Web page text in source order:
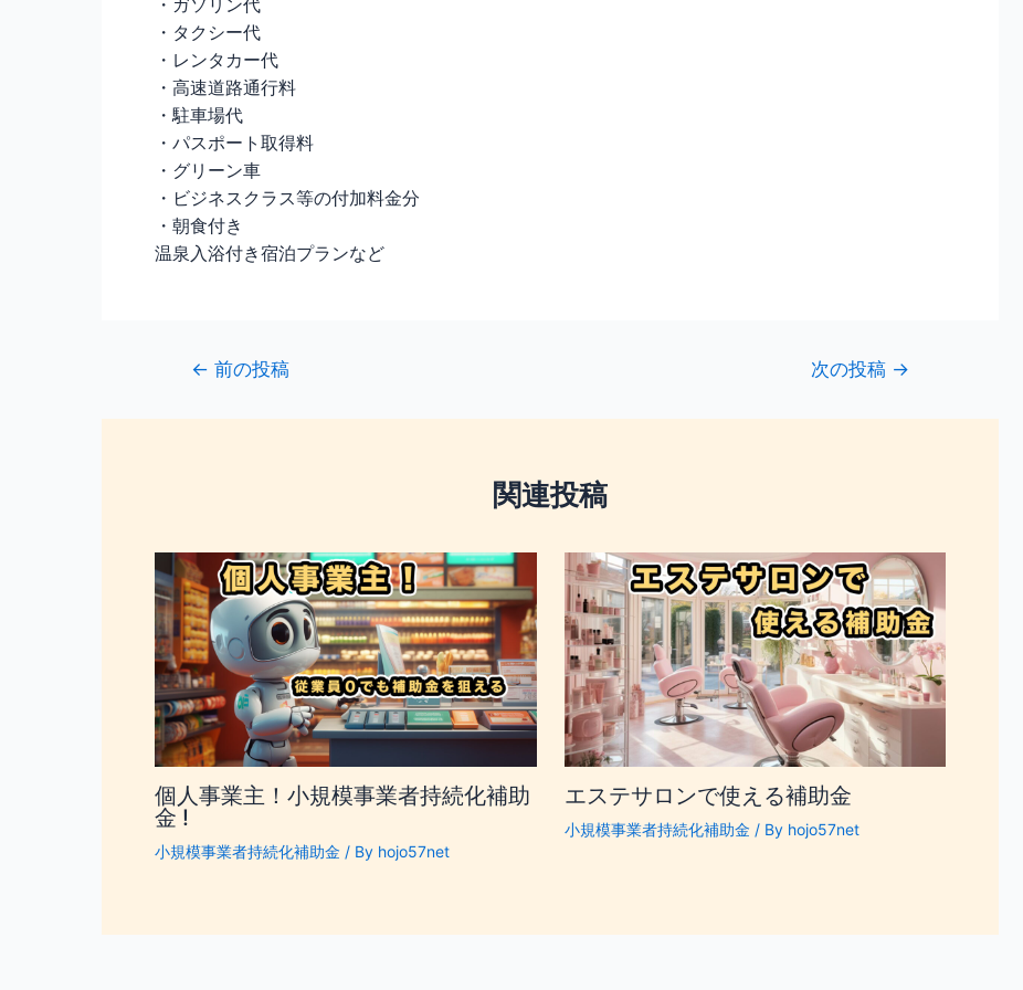
・タクシー代
・レンタカー代
・高速道路通行料
・駐車場代
・パスポート取得料
・グリーン車
・ビジネスクラス等の付加料金分
・朝食付き
温泉入浴付き宿泊プランなど
← 前の投稿 次の投稿 →
関連投稿
個人事業主！小規模事業者持続化補助
金 !
小規模事業者持続化補助金 / By hojo57net
エステサロンで使える補助金
小規模事業者持続化補助金 / By hojo57net